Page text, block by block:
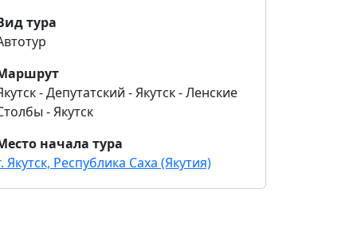
тура
- Депутатский - Якутск - Ленские
- Якутск
начала тура
Якутск, Республика Саха (Якутия)